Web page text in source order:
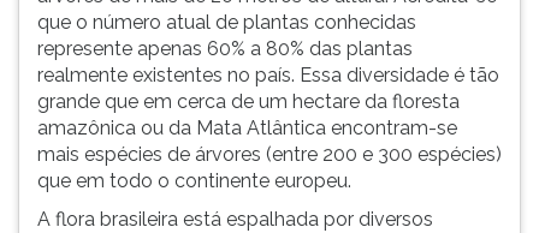
que o número atual de plantas conhecidas
represente apenas 60% a 80% das plantas
realmente existentes no país. Essa diversidade é tão
grande que em cerca de um hectare da floresta
amazônica ou da Mata Atlântica encontram-se
mais espécies de árvores (entre 200 e 300 espécies)
que em todo o continente europeu.
A flora brasileira está espalhada por diversos